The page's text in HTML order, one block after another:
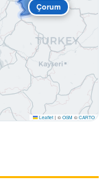
Çorum
Leaflet | © OSM © CARTO